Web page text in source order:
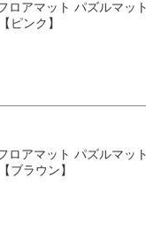
ロアマット パズルマッ
ピンク】
ロアマット パズルマッ
ブラウン】